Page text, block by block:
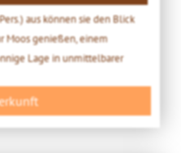
aus können sie den Blick
Moos genießen, einem
Lage in unmittelbarer